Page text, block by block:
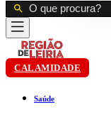
CALAMIDADE
Saúde